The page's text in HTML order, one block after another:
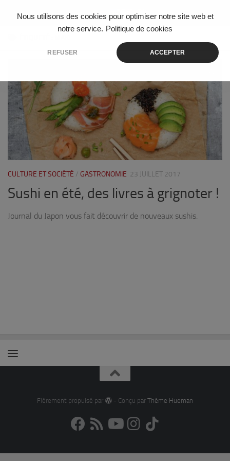
Nous utilisons des cookies pour optimiser notre site web et
notre service. Politique de cookies
REFUSER ACCEPTER
Skip to content
CULTURE ET SOCIÉTÉ / GASTRONOMIE 23 JUILLET 2017
Sushi en été, des livres à grignoter !
Journal du Japon vous fait découvrir de nouveaux sushis.
Fièrement propulsé par - Conçu par Thème Hueman